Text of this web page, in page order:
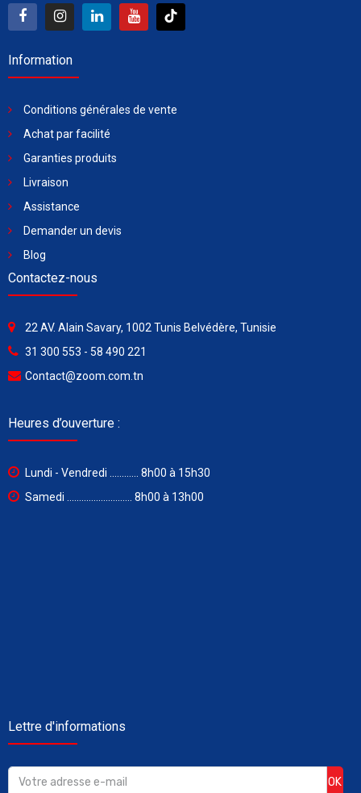
Information
Conditions générales de vente
Achat par facilité
Garanties produits
Livraison
Assistance
Demander un devis
Blog
Contactez-nous
22 AV. Alain Savary, 1002 Tunis Belvédère, Tunisie
31 300 553 - 58 490 221
Contact@zoom.com.tn
Heures d’ouverture :
Lundi - Vendredi ............ 8h00 à 15h30
Samedi ........................... 8h00 à 13h00
Lettre d'informations
OK